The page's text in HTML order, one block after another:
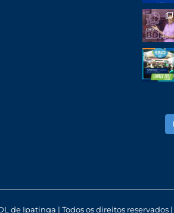
de Ipatinga | Todos os direitos reservados